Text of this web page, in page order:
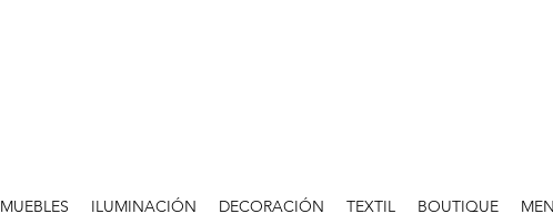
MUEBLES ILUMINACIÓN DECORACIÓN TEXTIL BOUTIQUE